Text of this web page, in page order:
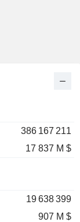
386 167 211
17 837 M $
19 638 399
907 M $